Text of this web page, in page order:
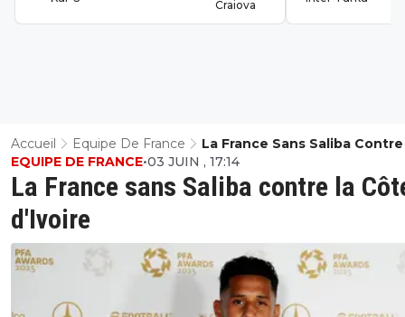
Craiova
Accueil Equipe De France
La France Sans Saliba
Côte D'Ivoire
La France sans Saliba contre la
d'Ivoire
EQUIPE DE FRANCE•03 JUIN , 17:14